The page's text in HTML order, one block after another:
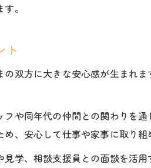
。
ト
双方に大きな安心感が生まれ
や同年代の仲間との関わりを
、安心して仕事や家事に取り組
学、相談支援員との面談を活